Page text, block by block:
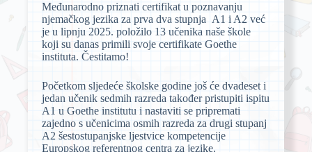
Međunarodno priznati certifikat u poznavanju
njemačkog jezika za prva dva stupnja A1 i A2 već
je u lipnju 2025. položilo 13 učenika naše škole
koji su danas primili svoje certifikate Goethe
instituta. Čestitamo!
Početkom sljedeće školske godine još će dvadeset i
jedan učenik sedmih razreda također pristupiti ispitu
A1 u Goethe institutu i nastaviti se pripremati
zajedno s učenicima osmih razreda za drugi stupanj
A2 šestostupanjske ljestvice kompetencije
Europskog referentnog centra za jezike.